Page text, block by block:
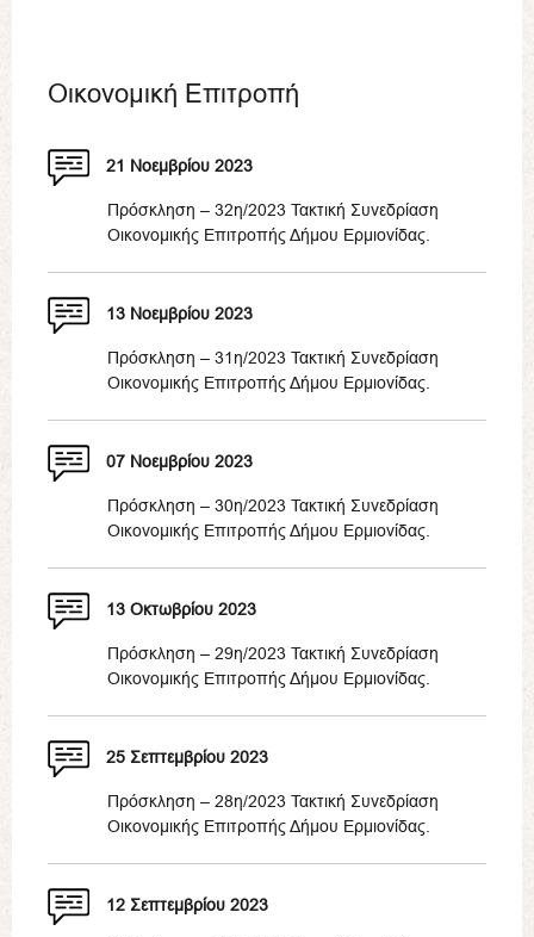
Οικονομική Επιτροπή
21 Νοεμβρίου 2023
Πρόσκληση – 32η/2023 Τακτική Συνεδρίαση
Οικονομικής Επιτροπής Δήμου Ερμιονίδας.
13 Νοεμβρίου 2023
Πρόσκληση – 31η/2023 Τακτική Συνεδρίαση
Οικονομικής Επιτροπής Δήμου Ερμιονίδας.
07 Νοεμβρίου 2023
Πρόσκληση – 30η/2023 Τακτική Συνεδρίαση
Οικονομικής Επιτροπής Δήμου Ερμιονίδας.
13 Οκτωβρίου 2023
Πρόσκληση – 29η/2023 Τακτική Συνεδρίαση
Οικονομικής Επιτροπής Δήμου Ερμιονίδας.
25 Σεπτεμβρίου 2023
Πρόσκληση – 28η/2023 Τακτική Συνεδρίαση
Οικονομικής Επιτροπής Δήμου Ερμιονίδας.
12 Σεπτεμβρίου 2023